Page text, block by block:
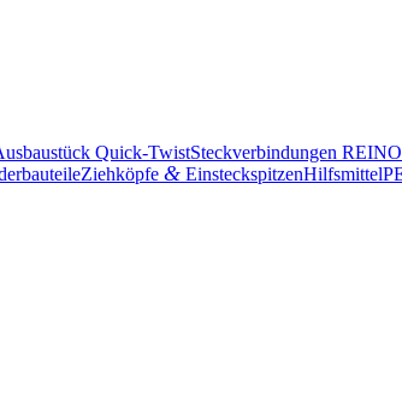
Quick-TwistSteck­ver­bin­dungen
Ziehköpfe & EinsteckspitzenHilfs­mittel